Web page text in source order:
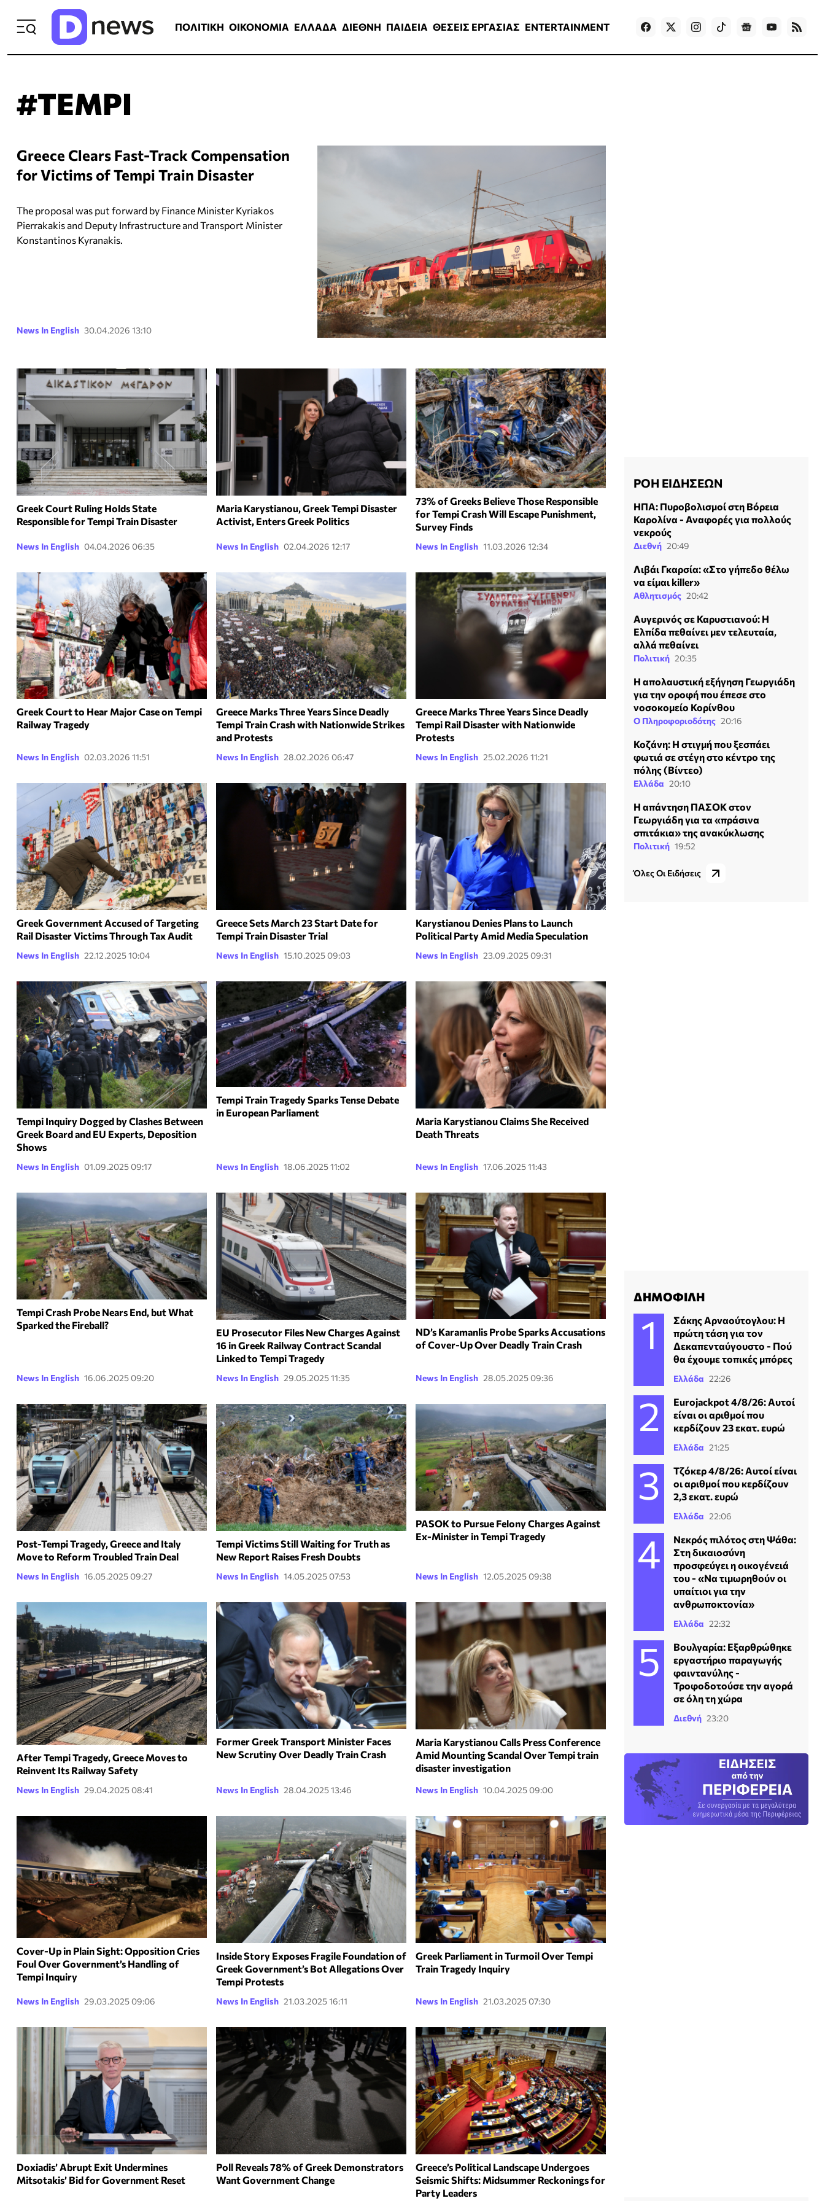
ΠΟΛΙΤΙΚΗ ΟΙΚΟΝΟΜΙΑ ΕΛΛΑΔΑ ΔΙΕΘΝΗ ΠΑΙΔΕΙΑ ΘΕΣΕΙΣ ΕΡΓΑΣΙΑΣ ENTERTAINMENT Games
#TEMPI
Greece Clears Fast-Track Compensation
for Victims of Tempi Train Disaster
The proposal was put forward by Finance Minister Kyriakos
Pierrakakis and Deputy Infrastructure and Transport Minister
Konstantinos Kyranakis.
News In English 30.04.2026 13:10
Greek Court Ruling Holds State
Responsible for Tempi Train Disaster
News In English 04.04.2026 06:35
Maria Karystianou, Greek Tempi Disaster
Activist, Enters Greek Politics
News In English 02.04.2026 12:17
73% of Greeks Believe Those Responsible
for Tempi Crash Will Escape Punishment,
Survey Finds
News In English 11.03.2026 12:34
Greek Court to Hear Major Case on Tempi
Railway Tragedy
News In English 02.03.2026 11:51
Greece Marks Three Years Since Deadly
Tempi Train Crash with Nationwide Strikes
and Protests
News In English 28.02.2026 06:47
Greece Marks Three Years Since Deadly
Tempi Rail Disaster with Nationwide
Protests
News In English 25.02.2026 11:21
Greek Government Accused of Targeting
Rail Disaster Victims Through Tax Audit
News In English 22.12.2025 10:04
Greece Sets March 23 Start Date for
Tempi Train Disaster Trial
News In English 15.10.2025 09:03
Karystianou Denies Plans to Launch
Political Party Amid Media Speculation
News In English 23.09.2025 09:31
Tempi Inquiry Dogged by Clashes Between
Greek Board and EU Experts, Deposition
Shows
News In English 01.09.2025 09:17
Tempi Train Tragedy Sparks Tense Debate
in European Parliament
News In English 18.06.2025 11:02
Maria Karystianou Claims She Received
Death Threats
News In English 17.06.2025 11:43
Tempi Crash Probe Nears End, but What
Sparked the Fireball?
News In English 16.06.2025 09:20
EU Prosecutor Files New Charges Against
16 in Greek Railway Contract Scandal
Linked to Tempi Tragedy
News In English 29.05.2025 11:35
ND’s Karamanlis Probe Sparks Accusations
of Cover-Up Over Deadly Train Crash
News In English 28.05.2025 09:36
Post-Tempi Tragedy, Greece and Italy
Move to Reform Troubled Train Deal
News In English 16.05.2025 09:27
Tempi Victims Still Waiting for Truth as
New Report Raises Fresh Doubts
News In English 14.05.2025 07:53
PASOK to Pursue Felony Charges Against
Ex-Minister in Tempi Tragedy
News In English 12.05.2025 09:38
After Tempi Tragedy, Greece Moves to
Reinvent Its Railway Safety
News In English 29.04.2025 08:41
Former Greek Transport Minister Faces
New Scrutiny Over Deadly Train Crash
News In English 28.04.2025 13:46
Maria Karystianou Calls Press Conference
Amid Mounting Scandal Over Tempi train
disaster investigation
News In English 10.04.2025 09:00
Cover-Up in Plain Sight: Opposition Cries
Foul Over Government’s Handling of
Tempi Inquiry
News In English 29.03.2025 09:06
Inside Story Exposes Fragile Foundation of
Greek Government’s Bot Allegations Over
Tempi Protests
News In English 21.03.2025 16:11
Greek Parliament in Turmoil Over Tempi
Train Tragedy Inquiry
News In English 21.03.2025 07:30
Doxiadis’ Abrupt Exit Undermines
Mitsotakis’ Bid for Government Reset
Poll Reveals 78% of Greek Demonstrators
Want Government Change
Greece’s Political Landscape Undergoes
Seismic Shifts: Midsummer Reckonings for
Party Leaders
ΡΟΗ ΕΙΔΗΣΕΩΝ
ΗΠΑ: Πυροβολισμοί στη Βόρεια
Καρολίνα - Αναφορές για πολλούς
νεκρούς
Διεθνή 20:49
Λιβάι Γκαρσία: «Στο γήπεδο θέλω
να είμαι killer»
Αθλητισμός 20:42
Αυγερινός σε Καρυστιανού: Η
Ελπίδα πεθαίνει μεν τελευταία,
αλλά πεθαίνει
Πολιτική 20:35
Η απολαυστική εξήγηση Γεωργιάδη
για την οροφή που έπεσε στο
νοσοκομείο Κορίνθου
Ο Πληροφοριοδότης 20:16
Κοζάνη: Η στιγμή που ξεσπάει
φωτιά σε στέγη στο κέντρο της
πόλης (Βίντεο)
Ελλάδα 20:10
Η απάντηση ΠΑΣΟΚ στον
Γεωργιάδη για τα «πράσινα
σπιτάκια» της ανακύκλωσης
Πολιτική 19:52
Όλες Οι Ειδήσεις
ΔΗΜΟΦΙΛΗ
Σάκης Αρναούτογλου: Η
πρώτη τάση για τον
Δεκαπενταύγουστο - Πού
θα έχουμε τοπικές μπόρες
Ελλάδα 22:26
Eurojackpot 4/8/26: Αυτοί
είναι οι αριθμοί που
κερδίζουν 23 εκατ. ευρώ
Ελλάδα 21:25
Τζόκερ 4/8/26: Αυτοί είναι
οι αριθμοί που κερδίζουν
2,3 εκατ. ευρώ
Ελλάδα 22:06
Νεκρός πιλότος στη Ψάθα:
Στη δικαιοσύνη
προσφεύγει η οικογένειά
του - «Να τιμωρηθούν οι
υπαίτιοι για την
ανθρωποκτονία»
Ελλάδα 22:32
Βουλγαρία: Εξαρθρώθηκε
εργαστήριο παραγωγής
φαιντανύλης -
Τροφοδοτούσε την αγορά
σε όλη τη χώρα
Διεθνή 23:20